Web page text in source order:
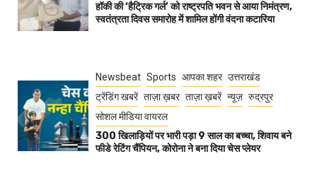
हॉकी की ‘हैट्रिक गर्ल’ को राष्ट्रपति भवन से आया निमंत्रण,
स्वतंत्रता दिवस समारोह में शामिल होंगी वंदना कटारिया
Newsbeat Sports आपका शहर उत्तराखंड
ट्रेंडिंग खबरें ताज़ा ख़बर ताज़ा ख़बरें न्यूज़ रुद्रपुर
सोशल मीडिया वायरल
300 खिलाड़ियों पर भारी पड़ा 9 साल का बच्चा, शिवाय बने
फीडे रेटिंग चैंपियन, कोरोना ने बना दिया चेस प्लेयर